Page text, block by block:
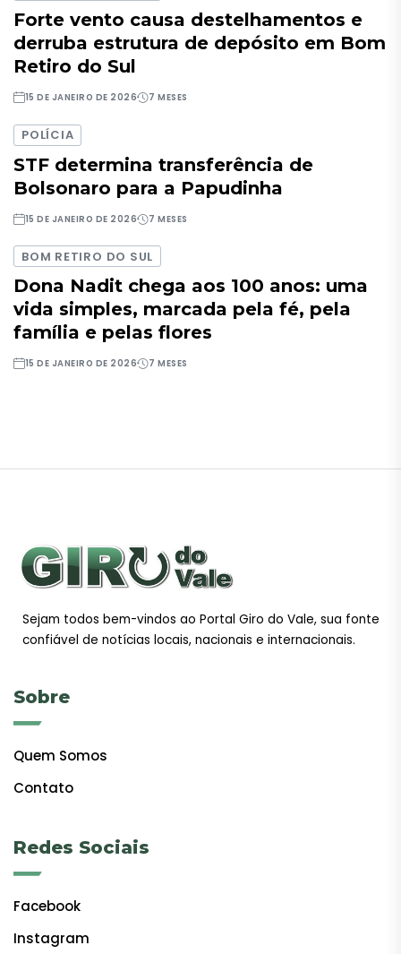
Forte vento causa destelhamentos e
derruba estrutura de depósito em Bom
Retiro do Sul
15 DE JANEIRO DE 2026 7 MESES
POLÍCIA
STF determina transferência de
Bolsonaro para a Papudinha
15 DE JANEIRO DE 2026 7 MESES
BOM RETIRO DO SUL
Dona Nadit chega aos 100 anos: uma
vida simples, marcada pela fé, pela
família e pelas flores
15 DE JANEIRO DE 2026 7 MESES
Sejam todos bem-vindos ao Portal Giro do Vale, sua fonte
confiável de notícias locais, nacionais e internacionais.
Sobre
Quem Somos
Contato
Redes Sociais
Facebook
Instagram